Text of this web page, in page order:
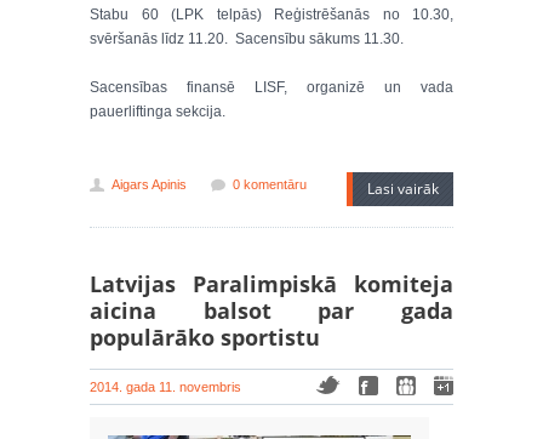
Stabu 60 (LPK telpās) Reģistrēšanās no 10.30,
svēršanās līdz 11.20. Sacensību sākums 11.30.
Sacensības finansē LISF, organizē un vada
pauerliftinga sekcija.
Aigars Apinis 0 komentāru Lasi vairāk
Latvijas Paralimpiskā komiteja
aicina balsot par gada
populārāko sportistu
2014. gada 11. novembris